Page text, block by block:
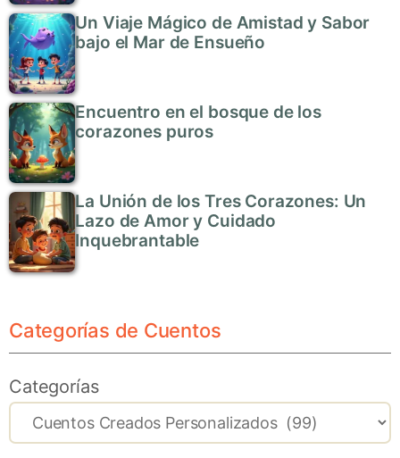
Un Viaje Mágico de Amistad y Sabor
bajo el Mar de Ensueño
Encuentro en el bosque de los
corazones puros
La Unión de los Tres Corazones: Un
Lazo de Amor y Cuidado
Inquebrantable
Categorías de Cuentos
Categorías